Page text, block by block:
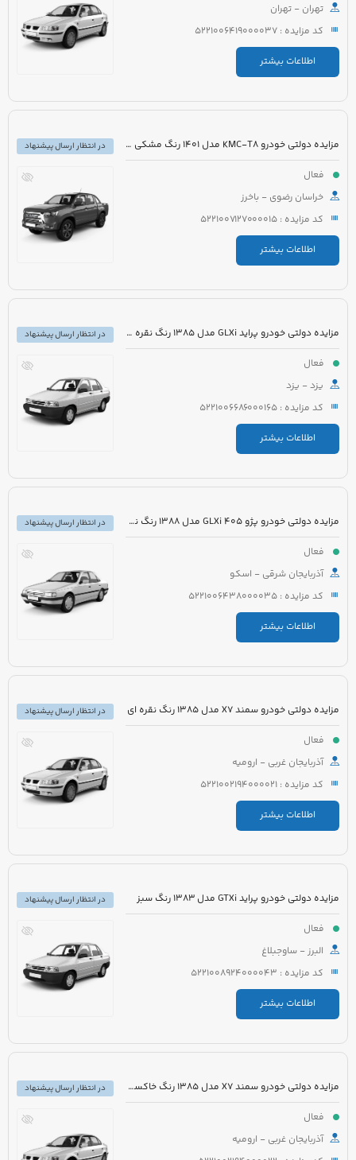
تهران - تهران
کد مزایده : 5221006419000037
اطلاعات بیشتر
مزایده دولتی خودرو KMC-T8 مدل 1401 رنگ مشکی میکا متالیک
فعال
خراسان رضوی - باخرز
کد مزایده : 5221007127000015
اطلاعات بیشتر
در انتظار ارسال پیشنهاد
مزایده دولتی خودرو پراید GLXi مدل 1385 رنگ نقره ای
فعال
یزد - یزد
کد مزایده : 5221006686000165
اطلاعات بیشتر
در انتظار ارسال پیشنهاد
مزایده دولتی خودرو پژو 405 GLXi مدل 1388 رنگ نقره ای
فعال
آذربایجان شرقی - اسکو
کد مزایده : 5221006438000035
اطلاعات بیشتر
در انتظار ارسال پیشنهاد
مزایده دولتی خودرو سمند X7 مدل 1385 رنگ نقره ای
فعال
آذربایجان غربی - ارومیه
کد مزایده : 5221002194000021
اطلاعات بیشتر
در انتظار ارسال پیشنهاد
مزایده دولتی خودرو پراید GTXi مدل 1383 رنگ سبز
فعال
البرز - ساوجبلاغ
کد مزایده : 5221008924000043
اطلاعات بیشتر
در انتظار ارسال پیشنهاد
مزایده دولتی خودرو سمند X7 مدل 1385 رنگ خاکستری
فعال
آذربایجان غربی - ارومیه
در انتظار ارسال پیشنهاد